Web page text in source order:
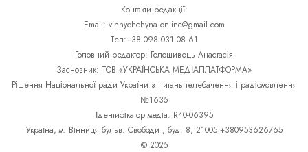
Контакти редакції:
Email: vinnychchyna.online@gmail.com
Тел:+38 098 031 08 61
Головний редактор: Голошивець Анастасія
Засновник: ТОВ «УКРАЇНСЬКА МЕДІАПЛАТФОРМА»
Рішення Національної ради України з питань телебачення і радіомовлення
№1635
Ідентифікатор медіа: R40-06395
Україна, м. Вінниця бульв. Свободи , буд. 8, 21005 +380953626765
© 2025